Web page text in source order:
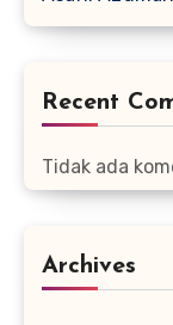
Recent
Tidak ada
Archives